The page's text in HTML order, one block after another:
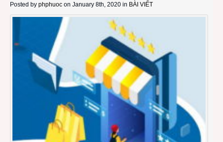
Posted by phphuoc on January 8th, 2020 in BÀI VIẾT